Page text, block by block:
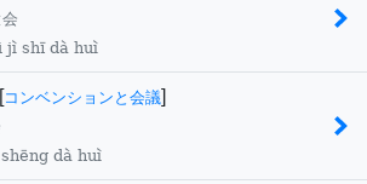
jì shī dà huì
[コンベンションと会議]
dà huì